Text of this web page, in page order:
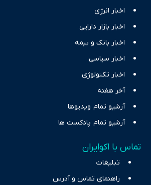
اخبار انرژی
اخبار بازار دارایی
اخبار بانک و بیمه
اخبار سیاسی
اخبار تکنولوژی
آخر هفته
آرشیو تمام ویدیوها
آرشیو تمام پادکست ها
تماس با اکوایران
تبلیغات
راهنمای تماس و آدرس